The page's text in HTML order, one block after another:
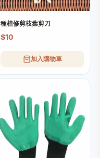
種植修剪枝葉剪刀
$10
加入購物車